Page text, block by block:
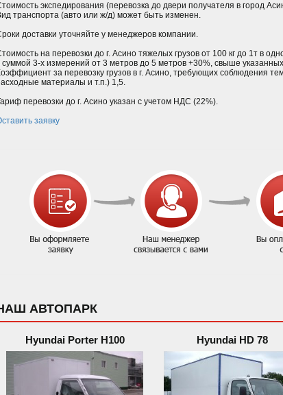
экспедирования (перевозка до двери получателя в город
транспорта (авто или ж/д) может быть изменен.
доставки уточняйте у менеджеров компании.
на перевозки до г. Асино тяжелых грузов от 100 кг до 1т в
суммой 3-х измерений от 3 метров до 5 метров +30%, свыше
за перевозку грузов в г. Асино, требующих соблюдения
материалы и т.п.) 1,5.
перевозки до г. Асино указан с учетом НДС (22%).
заявку
АВТОПАРК
Hyundai Porter H100 Hyundai HD 78